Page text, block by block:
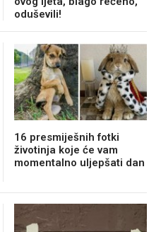
oduševili!
16 presmiješnih fotki
životinja koje će vam
momentalno uljepšati dan